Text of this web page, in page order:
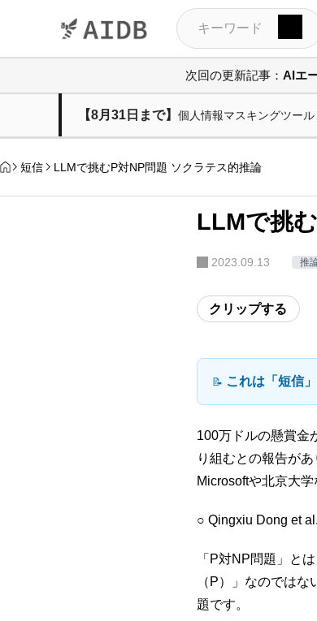
次回の更新記事： AIエ
【8月31日まで】 個人情報マスキングツー
短信 LLMで挑むP対NP問題 ソクラテス的推論
LLMで挑
2023.09.13 推
クリップする
📝 これは「短信
100万ドルの懸賞金
り組むとの報告があ
Microsoftや北京大
○ Qingxiu Dong et
「P対NP問題」と
（P）」なのでは
題です。